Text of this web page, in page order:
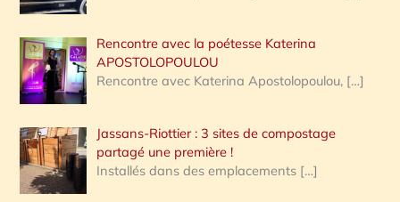
Rencontre avec la poétesse Katerina
APOSTOLOPOULOU
Rencontre avec Katerina Apostolopoulou, […]
Jassans-Riottier : 3 sites de compostage
partagé une première !
Installés dans des emplacements […]